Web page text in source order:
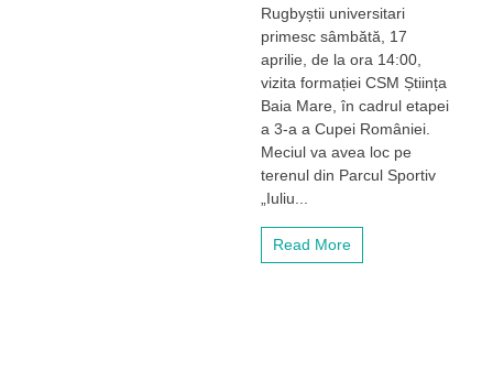
de
rugby
a
Universității
Cluj
revine
pe
teren
propriu
Rugbyștii universitari
primesc sâmbătă, 17
aprilie, de la ora 14:00,
vizita formației CSM Știința
Baia Mare, în cadrul etapei
a 3-a a Cupei României.
Meciul va avea loc pe
terenul din Parcul Sportiv
„Iuliu...
Read More